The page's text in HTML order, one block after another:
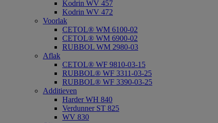
Kodrin WV 457
Kodrin WV 472
Voorlak
CETOL® WM 6100-02
CETOL® WM 6900-02
RUBBOL WM 2980-03
Aflak
CETOL® WF 9810-03-15
RUBBOL® WF 3311-03-25
RUBBOL® WF 3390-03-25
Additieven
Harder WH 840
Verdunner ST 825
WV 830